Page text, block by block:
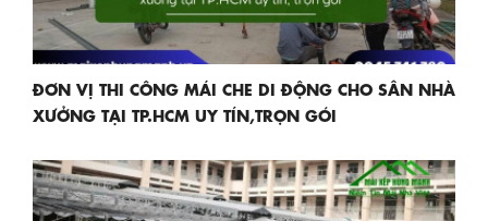
ĐƠN VỊ THI CÔNG MÁI CHE DI ĐỘNG CHO SÂN NHÀ
XƯỞNG TẠI TP.HCM UY TÍN,TRỌN GÓI